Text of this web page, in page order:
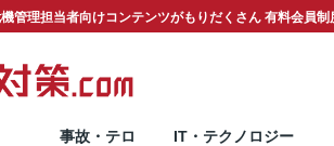
管理担当者向けコンテンツがもりだくさん 有料会員
事故・テロ IT・テクノロジー